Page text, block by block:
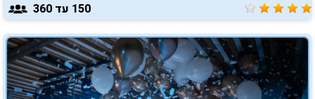
150 עד 360